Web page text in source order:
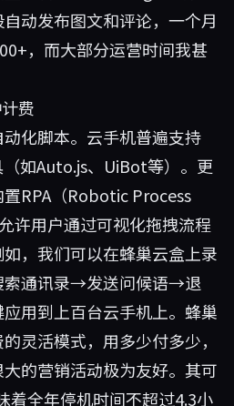
动发布图文和评论，一个月
，而大部分运营时间我甚
费
化脚本。云手机普遍支持
如Auto.js、UiBot等）。更
RPA（Robotic Process
许用户通过可视化拖拽流程
，我们可以在蜂巢云盒上录
通讯录→发送问候语→退
用到上百台云手机上。蜂巢
灵活模式，用多少付多少，
的营销活动极为友好。其可
着全年停机时间不超过4.3小